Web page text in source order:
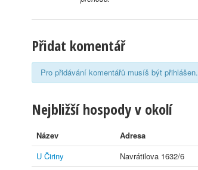
Přidat komentář
Pro přidávání komentářů musíš být přihlášen.
Nejbližší hospody v okolí
Název Adresa
U Čiriny
Navrátilova 1632/6